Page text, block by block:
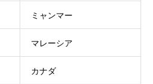
ミャンマー
マレーシア
カナダ